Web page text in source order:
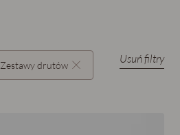
Zestawy drutów Usuń filtry